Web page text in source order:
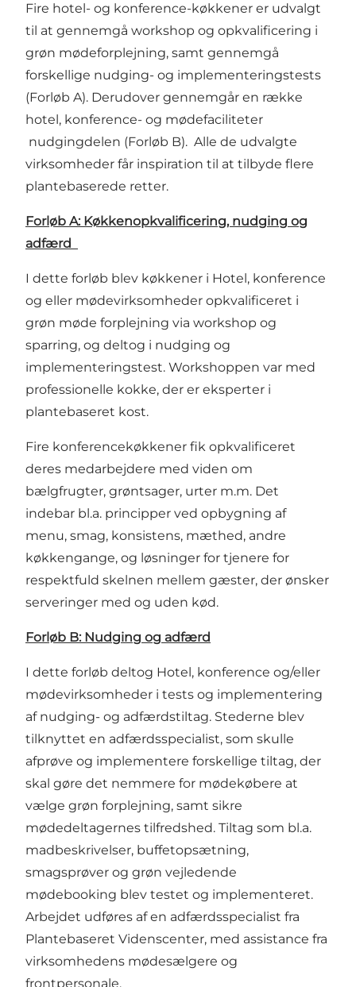
Fire hotel- og konference-køkkener er udvalgt
til at gennemgå workshop og opkvalificering i
grøn mødeforplejning, samt gennemgå
forskellige nudging- og implementeringstests
(Forløb A). Derudover gennemgår en række
hotel, konference- og mødefaciliteter
nudgingdelen (Forløb B). Alle de udvalgte
virksomheder får inspiration til at tilbyde flere
plantebaserede retter.
Forløb A: Køkkenopkvalificering, nudging og
adfærd
I dette forløb blev køkkener i Hotel, konference
og eller mødevirksomheder opkvalificeret i
grøn møde forplejning via workshop og
sparring, og deltog i nudging og
implementeringstest. Workshoppen var med
professionelle kokke, der er eksperter i
plantebaseret kost.
Fire konferencekøkkener fik opkvalificeret
deres medarbejdere med viden om
bælgfrugter, grøntsager, urter m.m. Det
indebar bl.a. principper ved opbygning af
menu, smag, konsistens, mæthed, andre
køkkengange, og løsninger for tjenere for
respektfuld skelnen mellem gæster, der ønsker
serveringer med og uden kød.
Forløb B: Nudging og adfærd
I dette forløb deltog Hotel, konference og/eller
mødevirksomheder i tests og implementering
af nudging- og adfærdstiltag. Stederne blev
tilknyttet en adfærdsspecialist, som skulle
afprøve og implementere forskellige tiltag, der
skal gøre det nemmere for mødekøbere at
vælge grøn forplejning, samt sikre
mødedeltagernes tilfredshed. Tiltag som bl.a.
madbeskrivelser, buffetopsætning,
smagsprøver og grøn vejledende
mødebooking blev testet og implementeret.
Arbejdet udføres af en adfærdsspecialist fra
Plantebaseret Videnscenter, med assistance fra
virksomhedens mødesælgere og
frontpersonale.